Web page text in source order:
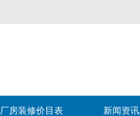
厂房装修价目表 新闻资讯